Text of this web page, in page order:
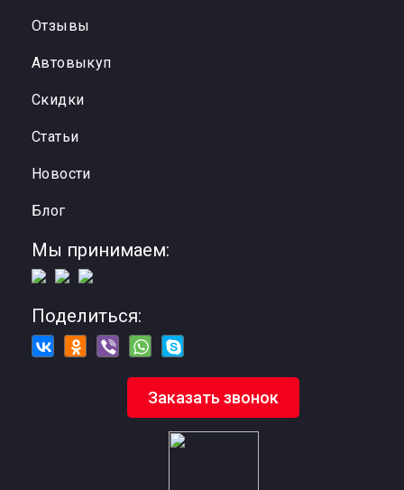
Отзывы
Автовыкуп
Cкидки
Статьи
Новости
Блог
Заказать звонок
Мы принимаем:
Поделиться: